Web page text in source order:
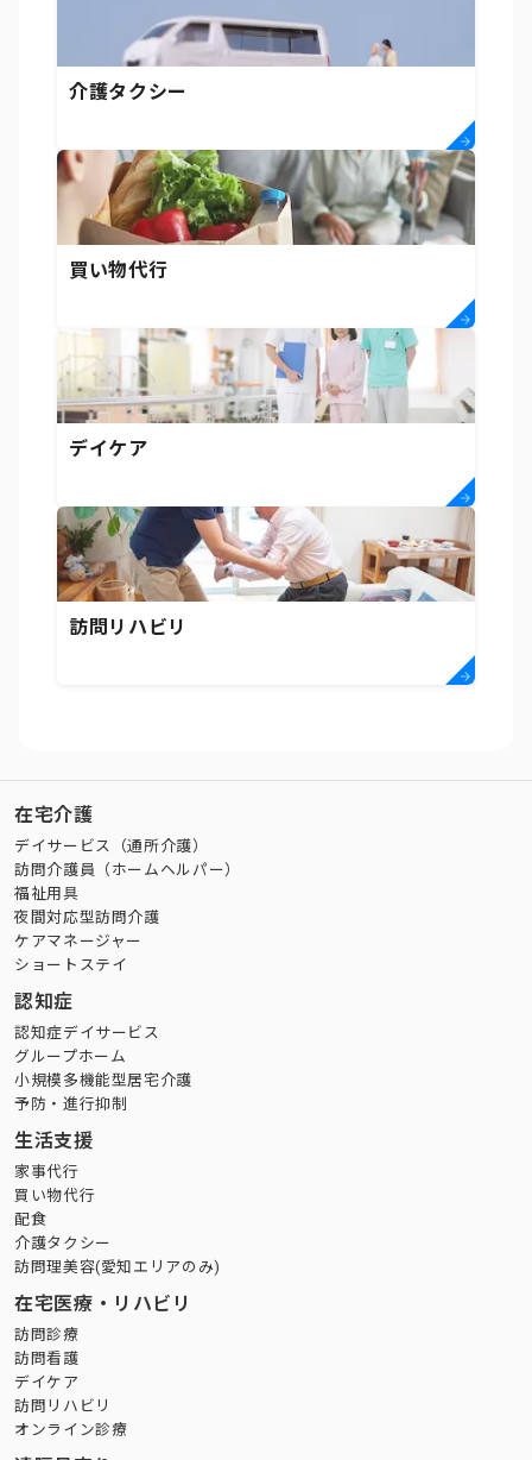
介護タクシー
買い物代行
デイケア
訪問リハビリ
在宅介護
デイサービス（通所介護）
訪問介護員（ホームヘルパー）
福祉用具
夜間対応型訪問介護
ケアマネージャー
ショートステイ
認知症
認知症デイサービス
グループホーム
小規模多機能型居宅介護
予防・進行抑制
生活支援
家事代行
買い物代行
配食
介護タクシー
訪問理美容(愛知エリアのみ)
在宅医療・リハビリ
訪問診療
訪問看護
デイケア
訪問リハビリ
オンライン診療